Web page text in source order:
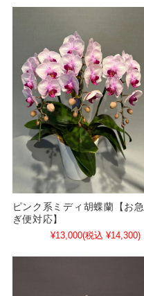
ピンク系ミディ胡蝶蘭【お急
ぎ便対応】
¥13,000(税込 ¥14,300)